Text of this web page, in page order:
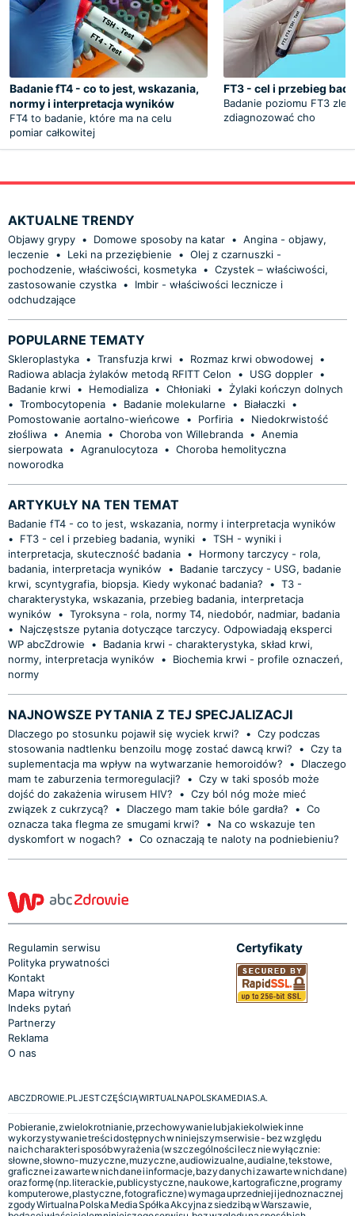
Badanie fT4 - co to jest, wskazania,
normy i interpretacja wyników
FT4 to badanie, które ma na celu
pomiar całkowitej
FT3 - cel i przebieg
Badanie poziomu FT3
zdiagnozować cho
AKTUALNE TRENDY
Objawy grypy • Domowe sposoby na katar • Angina - objawy,
leczenie
• Leki na przeziębienie • Olej z czarnuszki -
pochodzenie, właściwości, kosmetyka • Czystek – właściwości,
zastosowanie czystka •
Imbir - właściwości lecznicze i
odchudzające
POPULARNE TEMATY
Skleroplastyka • Transfuzja krwi • Rozmaz krwi obwodowej •
Radiowa ablacja żylaków metodą RFITT Celon
• USG doppler •
Badanie krwi • Hemodializa • Chłoniaki • Żylaki kończyn dolnych
• Trombocytopenia • Badanie molekularne • Białaczki •
Pomostowanie aortalno-wieńcowe
• Porfiria •
Niedokrwistość
złośliwa • Anemia • Choroba von Willebranda • Anemia
sierpowata • Agranulocytoza • Choroba hemolityczna
noworodka
ARTYKUŁY NA TEN TEMAT
Badanie fT4 - co to jest, wskazania, normy i interpretacja wyników
•
FT3 - cel i przebieg badania, wyniki • TSH - wyniki i
interpretacja, skuteczność badania •
Hormony tarczycy - rola,
badania, interpretacja wyników
•
Badanie tarczycy - USG, badanie
krwi, scyntygrafia, biopsja. Kiedy wykonać badania?
• T3 -
charakterystyka, wskazania, przebieg badania, interpretacja
wyników
• Tyroksyna - rola, normy T4, niedobór, nadmiar, badania
•
Najczęstsze pytania dotyczące tarczycy. Odpowiadają eksperci
WP abcZdrowie
•
Badania krwi - charakterystyka, skład krwi,
normy, interpretacja wyników
•
Biochemia krwi - profile oznaczeń,
normy
NAJNOWSZE PYTANIA Z TEJ SPECJALIZACJI
Dlaczego po stosunku pojawił się wyciek krwi? • Czy podczas
stosowania nadtlenku benzoilu mogę zostać dawcą krwi?
• Czy ta
suplementacja ma wpływ na wytwarzanie hemoroidów?
•
Dlaczego
mam te zaburzenia termoregulacji?
• Czy w taki sposób może
dojść do zakażenia wirusem HIV?
• Czy ból nóg może mieć
związek z cukrzycą?
• Dlaczego mam takie bóle gardła? • Co
oznacza taka flegma ze smugami krwi?
•
Na co wskazuje ten
dyskomfort w nogach?
• Co oznaczają te naloty na podniebieniu?
Regulamin serwisu
Polityka prywatności
Kontakt
Mapa witryny
Indeks pytań
Partnerzy
Reklama
O nas
Certyfikaty
ABCZDROWIE.PL JEST CZĘŚCIĄ WIRTUALNA POLSKA MEDIA S.A.
Pobieranie, zwielokrotnianie, przechowywanie lub jakiekolwiek inne
wykorzystywanie treści dostępnych w niniejszym serwisie - bez względu
na ich charakter i sposób wyrażenia (w szczególności lecz nie wyłącznie:
słowne, słowno-muzyczne, muzyczne, audiowizualne, audialne, tekstowe,
graficzne i zawarte w nich dane i informacje, bazy danych i zawarte w nich dane)
oraz formę (np. literackie, publicystyczne, naukowe, kartograficzne, programy
komputerowe, plastyczne, fotograficzne) wymaga uprzedniej i jednoznacznej
zgody Wirtualna Polska Media Spółka Akcyjna z siedzibą w Warszawie,